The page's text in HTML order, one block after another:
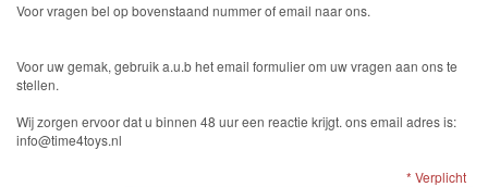
Dutch
PJ
Super
Voor vragen bel op bovenstaand nummer of email naar ons.
Voor uw gemak, gebruik a.u.b het email formulier om uw vragen aan ons te
stellen.
Wij zorgen ervoor dat u binnen 48 uur een reactie krijgt. ons email adres is:
info@time4toys.nl
* Verplicht